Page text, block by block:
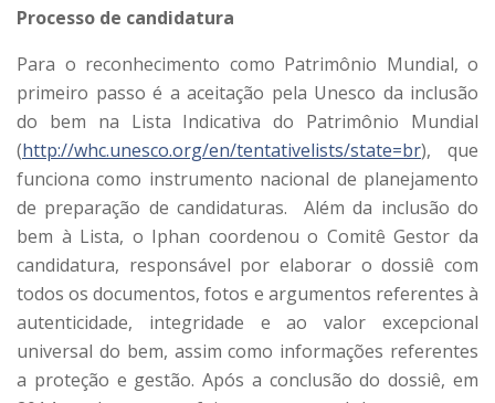
Processo de candidatura
Para o reconhecimento como Patrimônio Mundial, o
primeiro passo é a aceitação pela Unesco da inclusão
do bem na Lista Indicativa do Patrimônio Mundial
(http://whc.unesco.org/en/tentativelists/state=br), que
funciona como instrumento nacional de planejamento
de preparação de candidaturas. Além da inclusão do
bem à Lista, o Iphan coordenou o Comitê Gestor da
candidatura, responsável por elaborar o dossiê com
todos os documentos, fotos e argumentos referentes à
autenticidade, integridade e ao valor excepcional
universal do bem, assim como informações referentes
a proteção e gestão. Após a conclusão do dossiê, em